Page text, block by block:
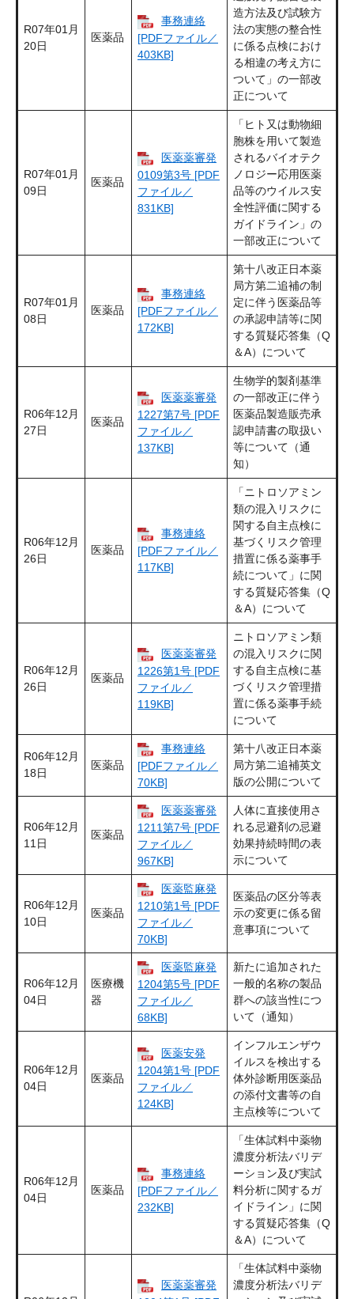
R07年01月
20日
医薬品
事務連絡
[PDFファイル／
403KB]
造方法及び試験方
法の実態の整合性
に係る点検におけ
る相違の考え方に
ついて」の一部改
正について
R07年01月
09日
医薬品
医薬薬審発
0109第3号 [PDF
ファイル／
831KB]
「ヒト又は動物細
胞株を用いて製造
されるバイオテク
ノロジー応用医薬
品等のウイルス安
全性評価に関する
ガイドライン」の
一部改正について
R07年01月
08日
医薬品
事務連絡
[PDFファイル／
172KB]
第十八改正日本薬
局方第二追補の制
定に伴う医薬品等
の承認申請等に関
する質疑応答集（Q
＆A）について
R06年12月
27日
医薬品
医薬薬審発
1227第7号 [PDF
ファイル／
137KB]
生物学的製剤基準
の一部改正に伴う
医薬品製造販売承
認申請書の取扱い
等について（通
知）
R06年12月
26日
医薬品
事務連絡
[PDFファイル／
117KB]
「ニトロソアミン
類の混入リスクに
関する自主点検に
基づくリスク管理
措置に係る薬事手
続について」に関
する質疑応答集（Q
＆A）について
R06年12月
26日
医薬品
医薬薬審発
1226第1号 [PDF
ファイル／
119KB]
ニトロソアミン類
の混入リスクに関
する自主点検に基
づくリスク管理措
置に係る薬事手続
について
R06年12月
18日
医薬品
事務連絡
[PDFファイル／
70KB]
第十八改正日本薬
局方第二追補英文
版の公開について
R06年12月
11日
医薬品
医薬薬審発
1211第7号 [PDF
ファイル／
967KB]
人体に直接使用さ
れる忌避剤の忌避
効果持続時間の表
示について
R06年12月
10日
医薬品
医薬監麻発
1210第1号 [PDF
ファイル／
70KB]
医薬品の区分等表
示の変更に係る留
意事項について
R06年12月
04日
医療機
器
医薬監麻発
1204第5号 [PDF
ファイル／
68KB]
新たに追加された
一般的名称の製品
群への該当性につ
いて（通知）
R06年12月
04日
医薬品
医薬安発
1204第1号 [PDF
ファイル／
124KB]
インフルエンザウ
イルスを検出する
体外診断用医薬品
の添付文書等の自
主点検等について
R06年12月
04日
医薬品
事務連絡
[PDFファイル／
232KB]
「生体試料中薬物
濃度分析法バリデ
ーション及び実試
料分析に関するガ
イドライン」に関
する質疑応答集（Q
＆A）について
医薬薬審発
「生体試料中薬物
濃度分析法バリデ